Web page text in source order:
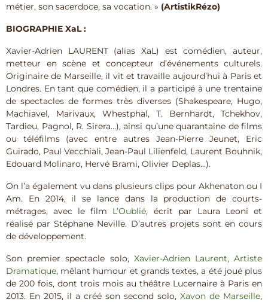
métier, son sacerdoce, sa vocation. » (ArtistikRézo)
BIOGRAPHIE XaL :
Xavier-Adrien LAURENT (alias XaL) est comédien, auteur,
metteur en scène et concepteur d’événements culturels.
Originaire de Marseille, il vit et travaille aujourd’hui à Paris et
Londres. En tant que comédien, il a participé à une trentaine
de spectacles de formes très diverses (Shakespeare, Hugo,
Machiavel, Marivaux, Whestphal, T. Bernhardt, Tchekhov,
Tardieu, Pagnol, R. Sirera…), ainsi qu’une quarantaine de films
ou téléfilms (avec entre autres Jean-Pierre Jeunet, Eric
Guirado, Paul Vecchiali, Jean-Paul Lilienfeld, Laurent Bouhnik,
Edouard Molinaro, Hervé Brami, Olivier Deplas…).
On l’a également vu dans plusieurs clips pour Akhenaton ou I
Am. En 2014, il se lance dans la production de courts-
métrages, avec le film L’Oublié, écrit par Laura Leoni et
réalisé par Stéphane Neville. D’autres projets sont en cours
de développement.
Son premier spectacle solo, Xavier-Adrien Laurent, Artiste
Dramatique, mêlant humour et grands textes, a été joué plus
de 200 fois, dont trois mois au théâtre Lucernaire à Paris en
2013. En 2015, il a créé son second solo, Xavon de Marseille,